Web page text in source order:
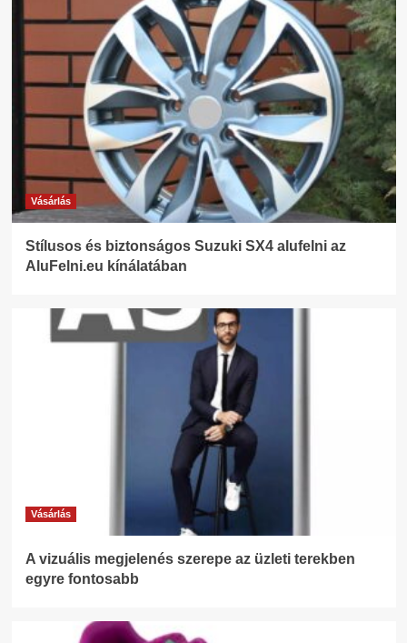
Vásárlás
Stílusos és biztonságos Suzuki SX4 alufelni az
AluFelni.eu kínálatában
Vásárlás
A vizuális megjelenés szerepe az üzleti terekben
egyre fontosabb